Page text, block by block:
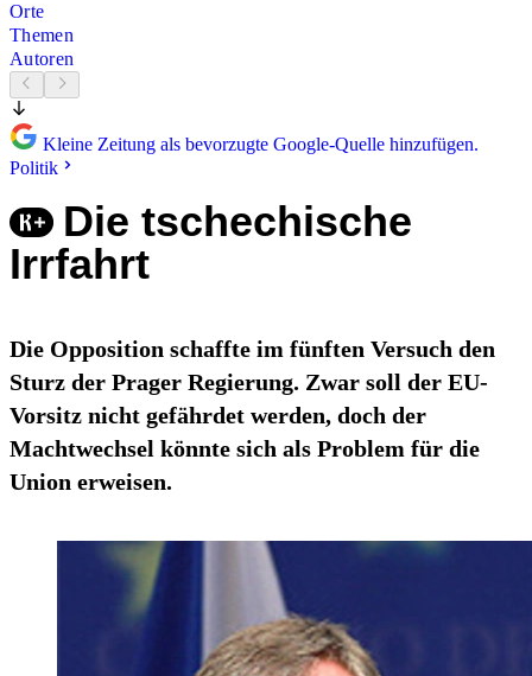
Orte
Themen
Autoren
Kleine Zeitung als bevorzugte Google-Quelle hinzufügen.
Politik
Die tschechische
Irrfahrt
Die Opposition schaffte im fünften Versuch den
Sturz der Prager Regierung. Zwar soll der EU-
Vorsitz nicht gefährdet werden, doch der
Machtwechsel könnte sich als Problem für die
Union erweisen.